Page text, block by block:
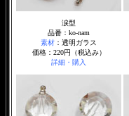
涙型
品番：ko-nam
素材 ：透明ガラス
価格：220円（税込み）
詳細・購入